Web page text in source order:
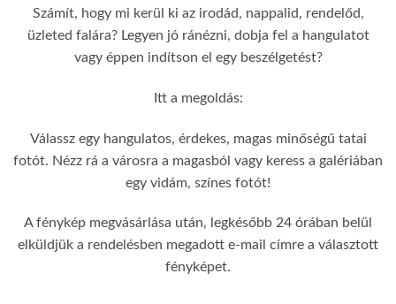
Számít, hogy mi kerül ki az irodád, nappalid, rendelőd,
üzleted falára? Legyen jó ránézni, dobja fel a hangulatot
vagy éppen indítson el egy beszélgetést?
Itt a megoldás:
Válassz egy hangulatos, érdekes, magas minőségű tatai
fotót. Nézz rá a városra a magasból vagy keress a galériában
egy vidám, színes fotót!
A fénykép megvásárlása után, legkésőbb 24 órában belül
elküldjük a rendelésben megadott e-mail címre a választott
fényképet.